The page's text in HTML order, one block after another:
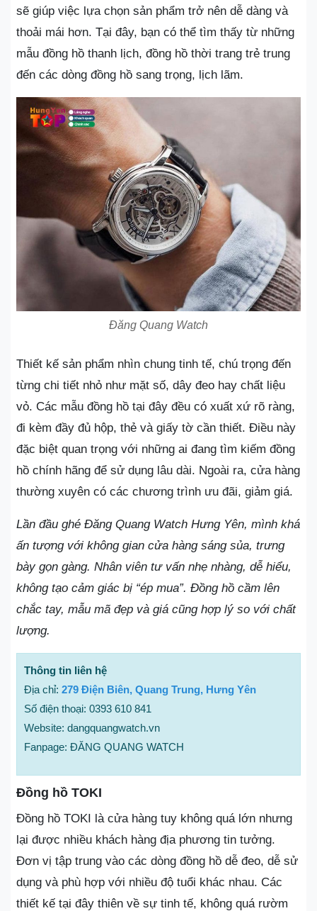
sẽ giúp việc lựa chọn sản phẩm trở nên dễ dàng và
thoải mái hơn. Tại đây, bạn có thể tìm thấy từ những
mẫu đồng hồ thanh lịch, đồng hồ thời trang trẻ trung
đến các dòng đồng hồ sang trọng, lịch lãm.
Đăng Quang Watch
Thiết kế sản phẩm nhìn chung tinh tế, chú trọng đến
từng chi tiết nhỏ như mặt số, dây đeo hay chất liệu
vỏ. Các mẫu đồng hồ tại đây đều có xuất xứ rõ ràng,
đi kèm đầy đủ hộp, thẻ và giấy tờ cần thiết. Điều này
đặc biệt quan trọng với những ai đang tìm kiếm đồng
hồ chính hãng để sử dụng lâu dài. Ngoài ra, cửa hàng
thường xuyên có các chương trình ưu đãi, giảm giá.
Lần đầu ghé Đăng Quang Watch Hưng Yên, mình khá
ấn tượng với không gian cửa hàng sáng sủa, trưng
bày gọn gàng. Nhân viên tư vấn nhẹ nhàng, dễ hiểu,
không tạo cảm giác bị “ép mua”. Đồng hồ cầm lên
chắc tay, mẫu mã đẹp và giá cũng hợp lý so với chất
lượng.
Thông tin liên hệ
Địa chỉ: 279 Điện Biên, Quang Trung, Hưng Yên
Số điện thoại: 0393 610 841
Website: dangquangwatch.vn
Fanpage: ĐĂNG QUANG WATCH
Đồng hồ TOKI
Đồng hồ TOKI là cửa hàng tuy không quá lớn nhưng
lại được nhiều khách hàng địa phương tin tưởng.
Đơn vị tập trung vào các dòng đồng hồ dễ đeo, dễ sử
dụng và phù hợp với nhiều độ tuổi khác nhau. Các
thiết kế tại đây thiên về sự tinh tế, không quá rườm